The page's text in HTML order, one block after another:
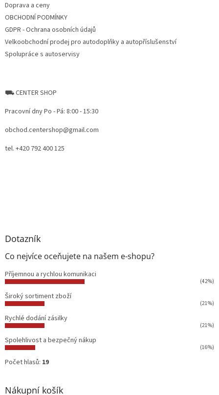
Doprava a ceny
OBCHODNÍ PODMÍNKY
GDPR - Ochrana osobních údajů
Velkoobchodní prodej pro autodoplňky a autopříslušenství
Spolupráce s autoservisy
⛟ CENTER SHOP
Pracovní dny Po - Pá: 8:00 - 15:30
obchod.centershop@gmail.com
tel. +420 792 400 125
Dotazník
Co nejvíce oceňujete na našem e-shopu?
Příjemnou a rychlou komunikaci
(42%)
Široký sortiment zboží
(21%)
Rychlé dodání zásilky
(21%)
Spolehlivost a bezpečný nákup
(16%)
Počet hlasů: 19
Nákupní košík